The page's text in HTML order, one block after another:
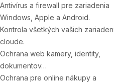
(3
1 rok)
Antivírus a firewall pre zariadenia
Windows, Apple a Android.
Kontrola všetkých vašich
cloude.
Ochrana web kamery, identity,
dokumentov…
Ochrana pre online nákupy a